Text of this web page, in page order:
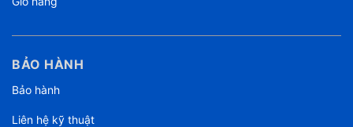
BẢO HÀNH
Bảo hành
Liên hệ kỹ thuật